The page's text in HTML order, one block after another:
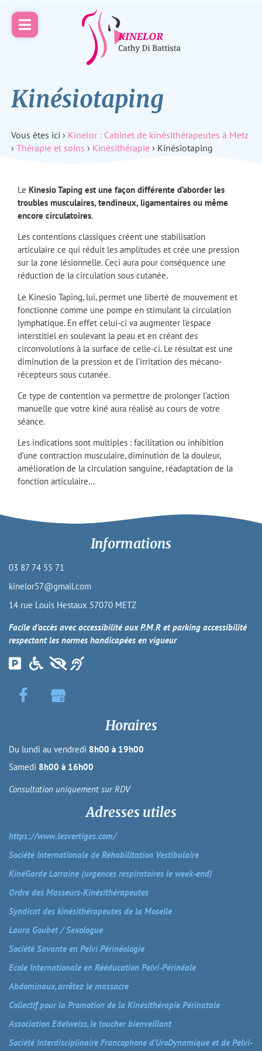
Kinésiotaping
Vous êtes ici › Kinelor : Cabinet de kinésithérapeutes à Metz
›Thérapie et soins › Kinésithérapie › Kinésiotaping
Le Kinesio Taping est une façon différente d’aborder les
troubles musculaires, tendineux, ligamentaires ou même
encore circulatoires.
Les contentions classiques créent une stabilisation
articulaire ce qui réduit les amplitudes et crée une pression
sur la zone lésionnelle. Ceci aura pour conséquence une
réduction de la circulation sous cutanée.
Le Kinesio Taping, lui, permet une liberté de mouvement et
fonctionne comme une pompe en stimulant la circulation
lymphatique. En effet celui-ci va augmenter l’espace
interstitiel en soulevant la peau et en créant des
circonvolutions à la surface de celle-ci. Le résultat est une
diminution de la pression et de l’irritation des mécano-
récepteurs sous cutanée.
Ce type de contention va permettre de prolonger l’action
manuelle que votre kiné aura réalisé au cours de votre
séance.
Les indications sont multiples : facilitation ou inhibition
d’une contraction musculaire, diminution de la douleur,
amélioration de la circulation sanguine, réadaptation de la
fonction articulaire…
Informations
03 87 74 55 71
kinelor57@gmail.com
14 rue Louis Hestaux 57070 METZ
Facile d’accès avec accessibilité aux P.M.R et parking accessibilité
respectant les normes handicapées en vigueur
Horaires
Du lundi au vendredi 8h00 à 19h00
Samedi 8h00 à 16h00
Consultation uniquement sur RDV
Adresses utiles
https://www.lesvertiges.com/
Société Internationale de Réhabilitation Vestibulaire
KinéGarde Lorraine (urgences respiratoires le week-end)
Ordre des Masseurs-Kinésithérapeutes
Syndicat des kinésithérapeutes de la Moselle
Laura Goubet / Sexologue
Société Savante en Pelvi Périnéologie
Ecole Internationale en Rééducation Pelvi-Périnéale
Abdominaux, arrêtez le massacre
Collectif pour la Promotion de la Kinésithérapie Périnatale
Association Edelweiss, le toucher bienveillant
Société Interdisciplinaire Francophone d’UroDynamique et de Pelvi-